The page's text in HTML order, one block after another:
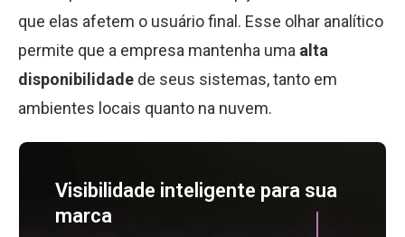
que elas afetem o usuário final. Esse olhar analítico
permite que a empresa mantenha uma alta
disponibilidade de seus sistemas, tanto em
ambientes locais quanto na nuvem.
Visibilidade inteligente para sua
marca